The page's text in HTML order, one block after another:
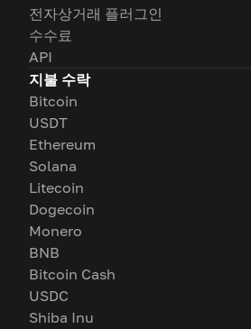
전자상거래 플러그인
수수료
API
지불 수락
Bitcoin
USDT
Ethereum
Solana
Litecoin
Dogecoin
Monero
BNB
Bitcoin Cash
USDC
Shiba Inu